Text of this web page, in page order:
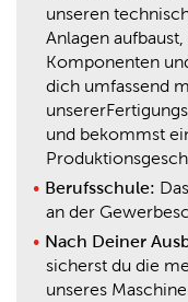
unseren
Anlagen
Komponenten
dich umfassend
und bekommst
Berufsschule:
an der
Nach Deiner
sicherst du die
unseres